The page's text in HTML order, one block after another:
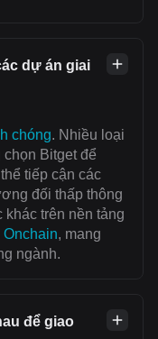
dự án giai
chóng. Nhiều loại
Bitget để
tiếp cận các
đối thấp thông
trên nền tảng
Onchain, mang
ngành.
để giao